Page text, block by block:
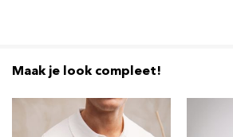
Maak je look compleet!